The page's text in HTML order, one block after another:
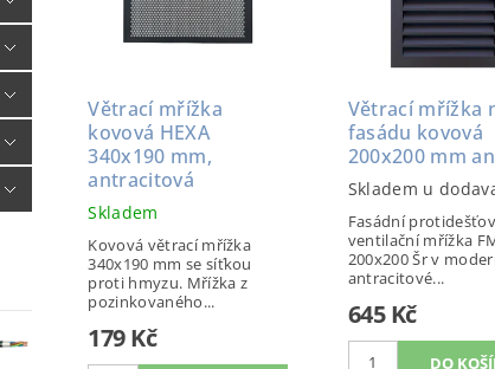
Větrací mřížka
kovová HEXA
340x190 mm,
antracitová
Skladem
Kovová větrací mřížka
340x190 mm se síťkou
proti hmyzu. Mřížka z
pozinkovaného...
179 Kč
Větrací mřížka
fasádu kovová
200x200 mm
Skladem u
Fasádní
ventilační mřížka
200x200 Šr v
antracitové...
645 Kč